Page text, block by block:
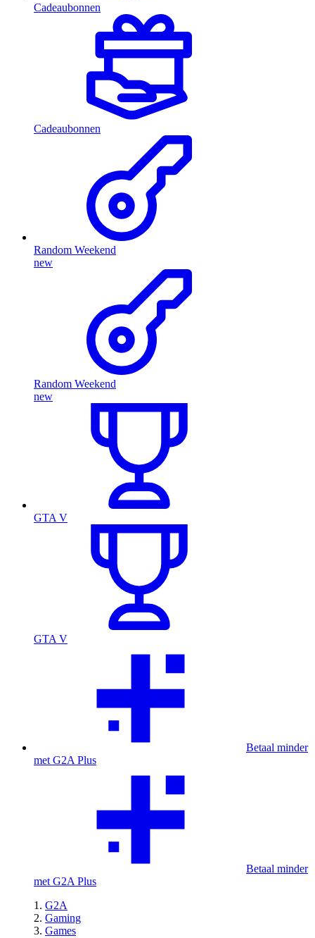
Cadeaubonnen
Cadeaubonnen
Random Weekend
new
Random Weekend
new
GTA V
GTA V
Betaal minder
met G2A Plus
Betaal minder
met G2A Plus
G2A
Gaming
Games